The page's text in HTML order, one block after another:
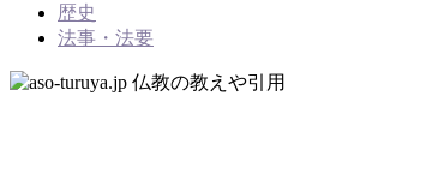
歴史
法事・法要